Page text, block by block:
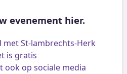
evenement hier.
met St-lambrechts-Herk
is gratis
ook op sociale media